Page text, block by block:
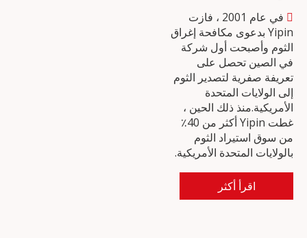

في عام 2001 ، فازت
Yipin بدعوى مكافحة إغراق
الثوم وأصبحت أول شركة
في الصين تحصل على
تعريفة صفرية لتصدير الثوم
إلى الولايات المتحدة
الأمريكية.منذ ذلك الحين ،
غطت Yipin أكثر من 40٪
من سوق استيراد الثوم
بالولايات المتحدة الأمريكية.
اقرأ أكثر